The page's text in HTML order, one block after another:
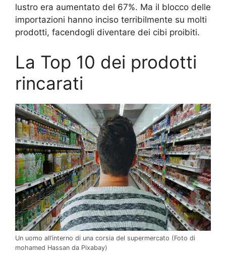
lustro era aumentato del 67%. Ma il blocco delle
importazioni hanno inciso terribilmente su molti
prodotti, facendogli diventare dei cibi proibiti.
La Top 10 dei prodotti
rincarati
Un uomo all’interno di una corsia del supermercato (Foto di
mohamed Hassan da Pixabay)